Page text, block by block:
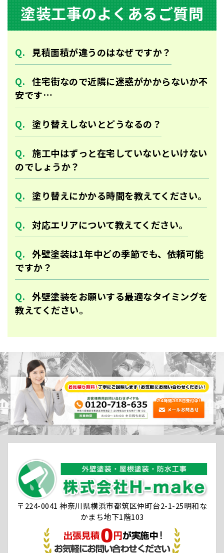
塗装⼯事のよくあるご質問
⾒積⾯積が違うのはなぜですか？
住宅街なので近隣に迷惑がかからないか不
安です…
塗り替えしないとどうなるの？
施工中はずっと在宅していないといけない
のでしょうか？
塗り替えにかかる時間を教えてください。
対応エリアについて教えてください。
外壁塗装は1年中どの季節でも、依頼可能
ですか？
外壁塗装をお願いする最適なタイミングを
教えてください。
〒224-0041 神奈川県横浜市都筑区仲町台2-1-25明和な
かまち地下1階103